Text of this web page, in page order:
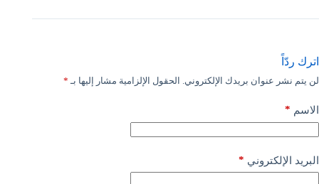
اترك ردّاً
لن يتم نشر عنوان بريدك الإلكتروني. الحقول الإلزامية مشار إليها بـ *
الاسم *
البريد الإلكتروني *